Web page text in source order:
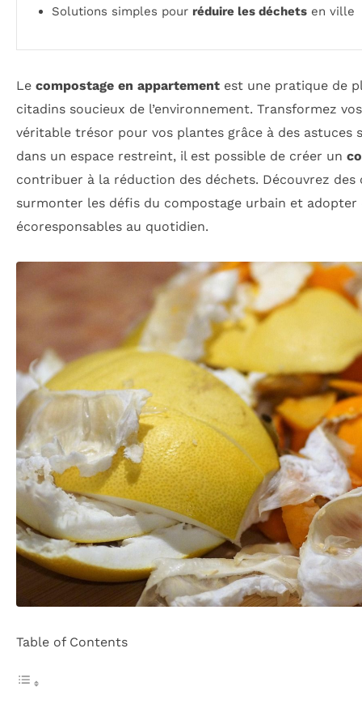
Solutions simples pour réduire les déchets en ville
Le compostage en appartement est une pratique de
citadins soucieux de l’environnement. Transformez
véritable trésor pour vos plantes grâce à des astuces
dans un espace restreint, il est possible de créer un
contribuer à la réduction des déchets. Découvrez
surmonter les défis du compostage urbain et adopter
écoresponsables au quotidien.
Table of Contents